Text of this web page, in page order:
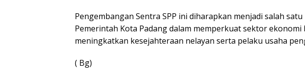
Pengembangan Sentra SPP ini diharapkan menjadi salah
Pemerintah Kota Padang dalam memperkuat sektor ekonomi
meningkatkan kesejahteraan nelayan serta pelaku usaha
( Bg)